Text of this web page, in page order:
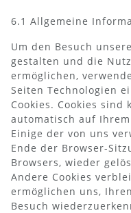
6.1 Allgemeine
Um den Besuch
gestalten und die
ermöglichen,
Seiten Technologien
Cookies. Cookies sind
automatisch auf
Einige der von uns
Ende der Browser-
Browsers, wieder
Andere Cookies
ermöglichen uns,
Besuch